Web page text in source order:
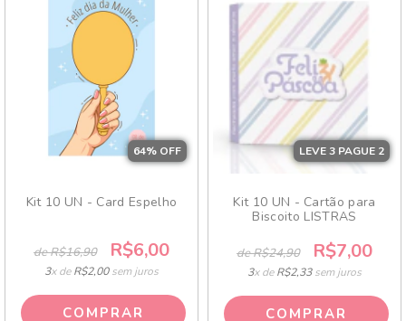
64% OFF
Kit 10 UN - Card Espelho
de R$16,90 R$6,00
3x deR$2,00sem juros
LEVE 3 PAGUE 2
Kit 10 UN - Cartão para
Biscoito LISTRAS
de R$24,90 R$7,00
3x deR$2,33sem juros